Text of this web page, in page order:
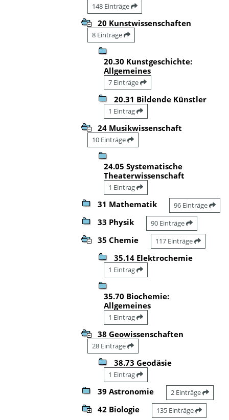
148 Einträge
20 Kunstwissenschaften
8 Einträge
20.30 Kunstgeschichte:
Allgemeines
7 Einträge
20.31 Bildende Künstler
1 Eintrag
24 Musikwissenschaft
10 Einträge
24.05 Systematische
Theaterwissenschaft
1 Eintrag
31 Mathematik 96 Einträge
33 Physik 90 Einträge
35 Chemie 117 Einträge
35.14 Elektrochemie
1 Eintrag
35.70 Biochemie:
Allgemeines
1 Eintrag
38 Geowissenschaften
28 Einträge
38.73 Geodäsie
1 Eintrag
39 Astronomie 2 Einträge
42 Biologie 135 Einträge